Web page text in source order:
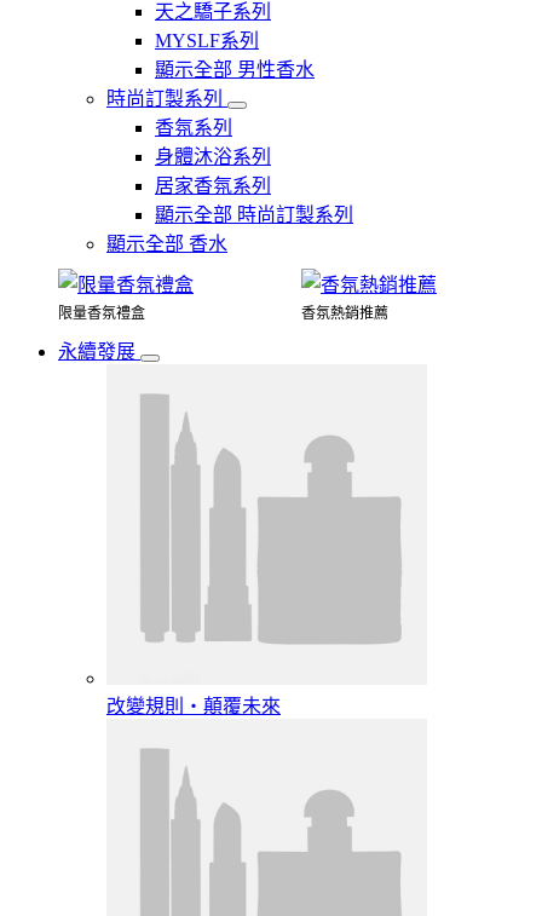
天之驕子系列
MYSLF系列
顯示全部 男性香水
時尚訂製系列
香氛系列
身體沐浴系列
居家香氛系列
顯示全部 時尚訂製系列
顯示全部 香水
限量香氛禮盒 香氛熱銷推薦
永續發展
改變規則‧顛覆未來